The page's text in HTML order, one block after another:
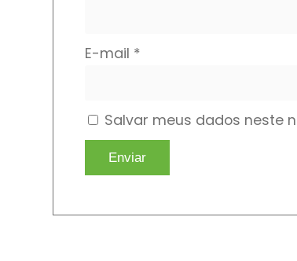
E-mail *
Salvar meus dados neste